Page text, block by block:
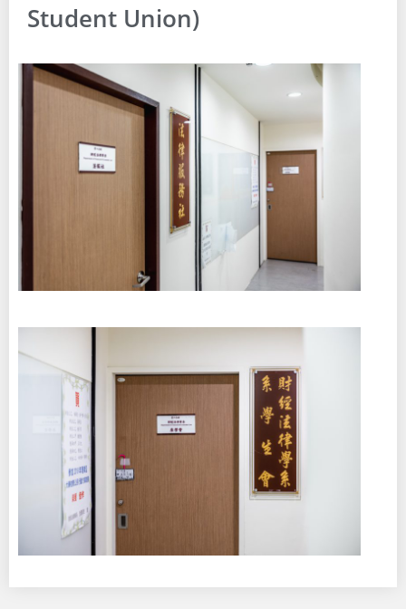
Student Union)